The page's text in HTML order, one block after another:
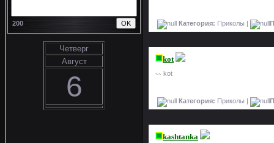
200
Четверг
Август
6
Категория: Приколы |
kot
>> kot
Категория: Приколы |
kashtanka